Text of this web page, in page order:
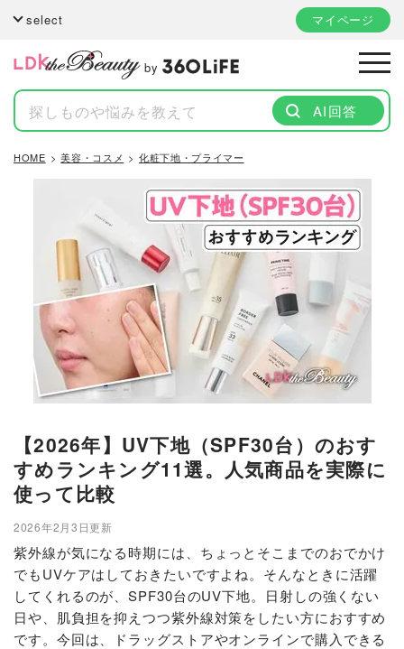
select マイページ
by
AI回答
HOME 美容・コスメ 化粧下地・プライマー
【2026年】UV下地（SPF30台）のおす
すめランキング11選。人気商品を実際に
使って比較
2026年2月3日更新
紫外線が気になる時期には、ちょっとそこまでのおでかけ
でもUVケアはしておきたいですよね。そんなときに活躍
してくれるのが、SPF30台のUV下地。日射しの強くない
日や、肌負担を抑えつつ紫外線対策をしたい方におすすめ
です。今回は、ドラッグストアやオンラインで購入できる